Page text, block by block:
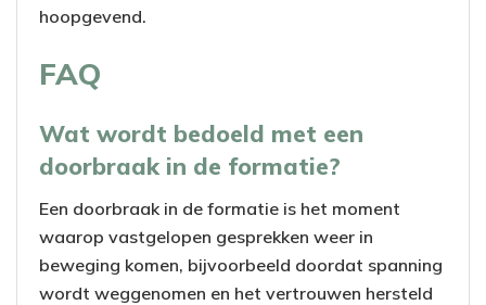
hoopgevend.
FAQ
Wat wordt bedoeld met een
doorbraak in de formatie?
Een doorbraak in de formatie is het moment
waarop vastgelopen gesprekken weer in
beweging komen, bijvoorbeeld doordat spanning
wordt weggenomen en het vertrouwen hersteld